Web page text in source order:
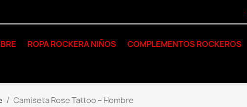
ROPA ROCKERA NIÑOS COMPLEMENTOS ROCKEROS
Camiseta Rose Tattoo – Hombre